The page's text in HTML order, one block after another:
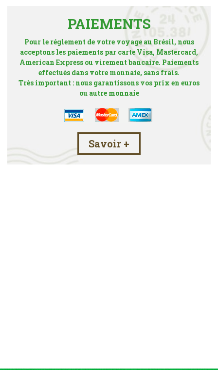
PAIEMENTS
Pour le réglement de votre voyage au Brésil, nous
acceptons les paiements par carte Visa, Mastercard,
American Express ou virement bancaire. Paiements
effectués dans votre monnaie, sans frais.
Très important : nous garantissons vos prix en euros
ou autre monnaie
Savoir +